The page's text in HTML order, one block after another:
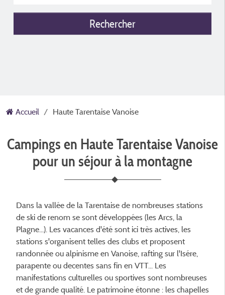
Rechercher
Accueil Haute Tarentaise Vanoise
Campings en Haute Tarentaise Vanoise
pour un séjour à la montagne
Dans la vallée de la Tarentaise de nombreuses stations
de ski de renom se sont développées (les Arcs, la
Plagne...). Les vacances d'été sont ici très actives, les
stations s'organisent telles des clubs et proposent
randonnée ou alpinisme en Vanoise, rafting sur l'Isére,
parapente ou decentes sans fin en VTT... Les
manifestations culturelles ou sportives sont nombreuses
et de grande qualité. Le patrimoine étonne : les chapelles